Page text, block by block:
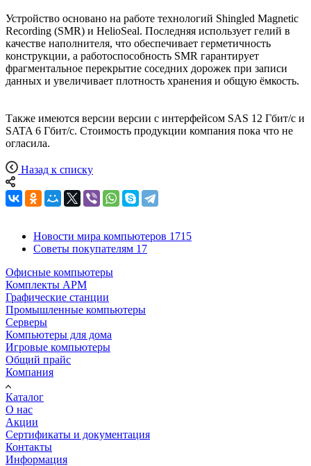
Устройство основано на работе технологий Shingled Magnetic
Recording (SMR) и HelioSeal. Последняя использует гелий в
качестве наполнителя, что обеспечивает герметичность
конструкции, а работоспособность SMR гарантирует
фрагментальное перекрытие соседних дорожек при записи
данных и увеличивает плотность хранения и общую ёмкость.
Также имеются версии версии с интерфейсом SAS 12 Гбит/с и
SATA 6 Гбит/с. Стоимость продукции компания пока что не
огласила.
Назад к списку
Новости мира компьютеров 1715
Советы покупателям 17
Офисные компьютеры
Комплекты АРМ
Графические станции
Промышленные компьютеры
Серверы
Компьютеры для дома
Игровые компьютеры
Общий прайс
Компания
Каталог
О нас
Акции
Сертификаты и документация
Контакты
Информация